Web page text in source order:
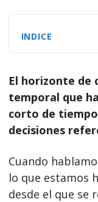
INDICE
El horizonte de
temporal que
corto de
decisiones
Cuando
lo que estamos
desde el que se